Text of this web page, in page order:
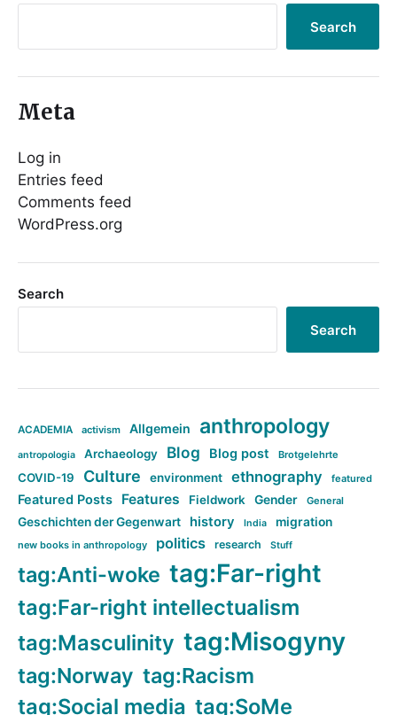
Search
Meta
Log in
Entries feed
Comments feed
WordPress.org
Search
Search
ACADEMIA activism Allgemein anthropology
antropologia Archaeology Blog Blog post Brotgelehrte
COVID-19 Culture environment ethnography featured
Featured Posts Features Fieldwork Gender General
Geschichten der Gegenwart history India migration
new books in anthropology politics research Stuff
tag:Anti-woke tag:Far-right
tag:Far-right intellectualism
tag:Masculinity tag:Misogyny
tag:Norway tag:Racism
tag:Social media tag:SoMe